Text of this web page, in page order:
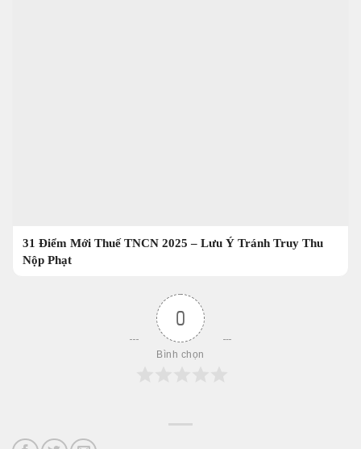
31 Điểm Mới Thuế TNCN 2025 – Lưu Ý Tránh Truy Thu
Nộp Phạt
0
Bình chọn